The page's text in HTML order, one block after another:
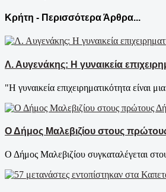
Κρήτη - Περισσότερα Άρθρα...
Λ. Αυγενάκης: Η γυναικεία
"Η γυναικεία επιχειρηματικότητα είναι
Ο Δήμος Μαλεβιζίου στους
Ο Δήμος Μαλεβιζίου συγκαταλέγεται